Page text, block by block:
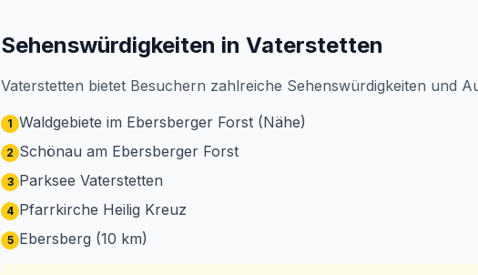
Sehenswürdigkeiten in Vaterstetten
Vaterstetten bietet Besuchern zahlreiche Sehenswürdigkeiten und
1 Waldgebiete im Ebersberger Forst (Nähe)
2 Schönau am Ebersberger Forst
3 Parksee Vaterstetten
4 Pfarrkirche Heilig Kreuz
5 Ebersberg (10 km)